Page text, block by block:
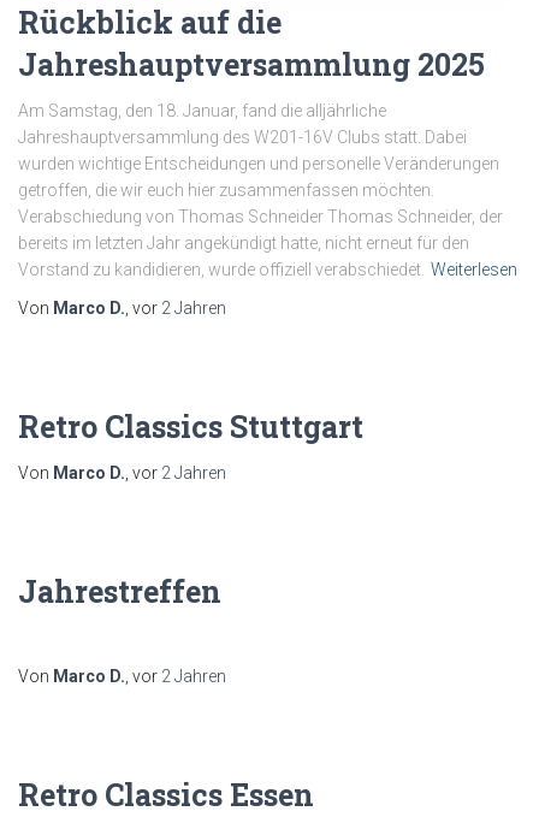
Rückblick auf die
Jahreshauptversammlung 2025
Am Samstag, den 18. Januar, fand die alljährliche
Jahreshauptversammlung des W201-16V Clubs statt. Dabei
wurden wichtige Entscheidungen und personelle Veränderungen
getroffen, die wir euch hier zusammenfassen möchten.
Verabschiedung von Thomas Schneider Thomas Schneider, der
bereits im letzten Jahr angekündigt hatte, nicht erneut für den
Vorstand zu kandidieren, wurde offiziell verabschiedet. Weiterlesen
Von Marco D. , vor 2 Jahren
Retro Classics Stuttgart
Von Marco D. , vor 2 Jahren
Jahrestreffen
Von Marco D. , vor 2 Jahren
Retro Classics Essen